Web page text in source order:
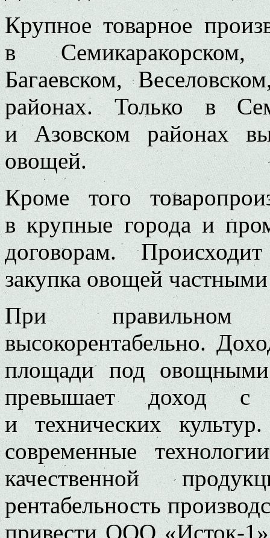
Крупное товарное
в Семикаракорском,
Багаевском,
районах. Только в
и Азовском районах
овощей.
Кроме того
в крупные города и
договорам.
закупка овощей
При правильном
высокорентабельно.
площади под овощными
превышает доход с
и технических
современные
качественной
рентабельность
привести ООО «Исток-